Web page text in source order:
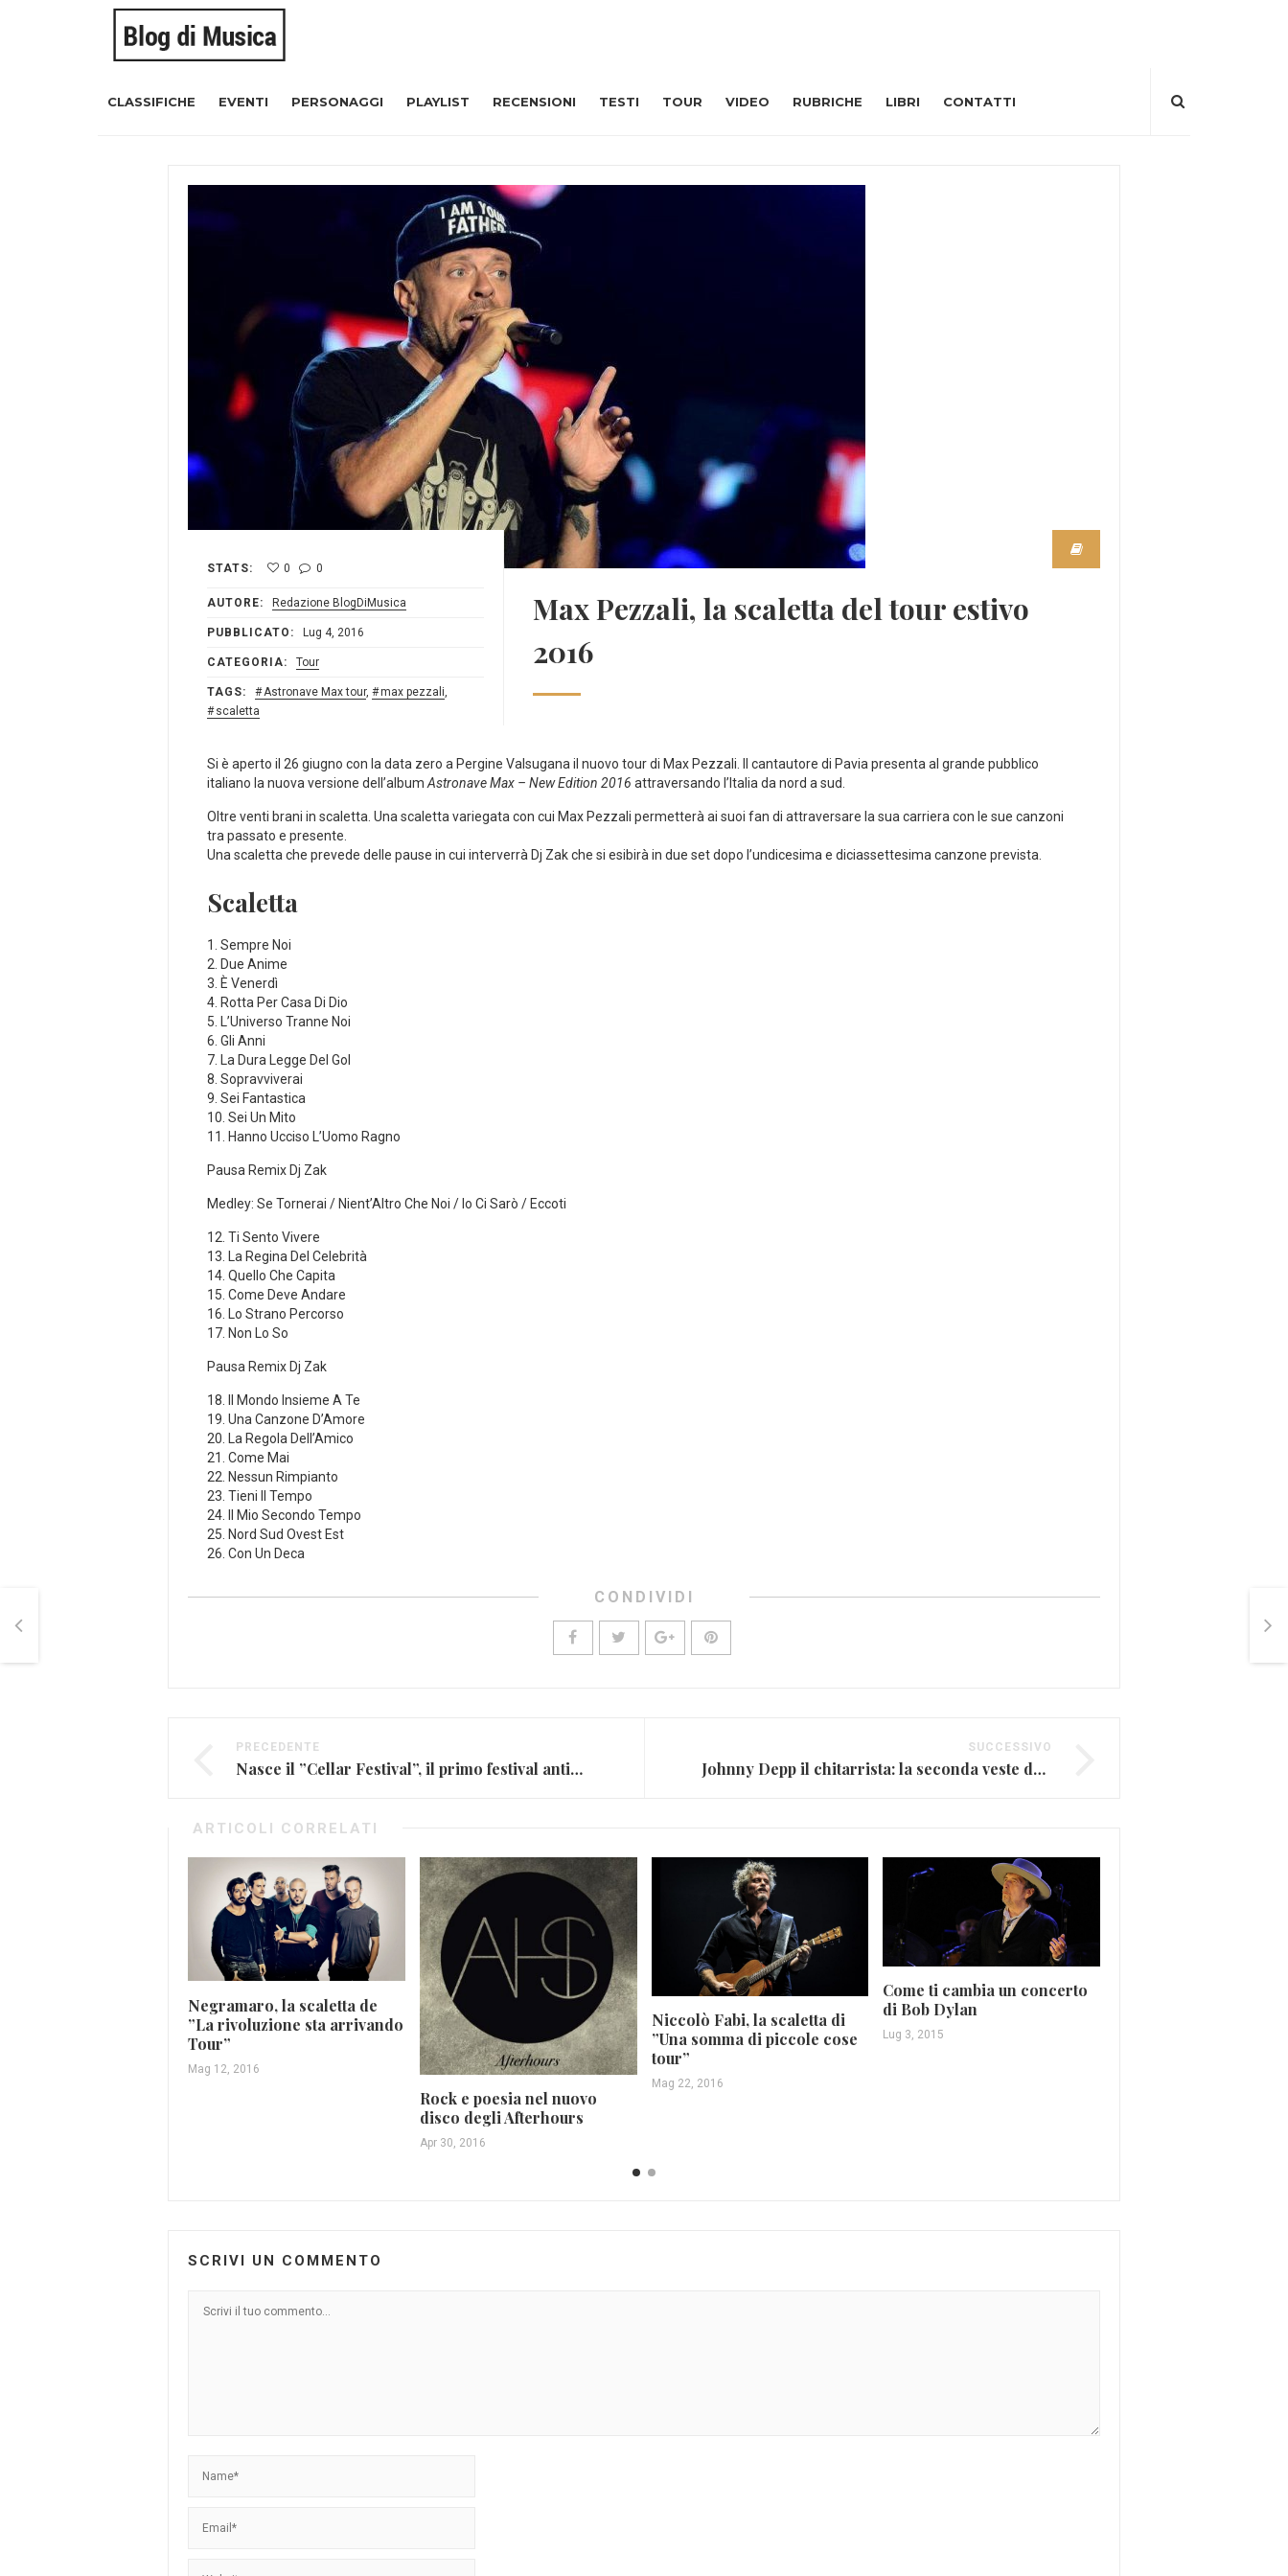
CLASSIFICHE EVENTI PERSONAGGI PLAYLIST RECENSIONI TESTI TOUR VIDEO RUBRICHE LIBRI CONTATTI
STATS: 0 0
AUTORE: Redazione BlogDiMusica
PUBBLICATO: Lug 4, 2016
CATEGORIA: Tour
TAGS: Astronave Max tour, max pezzali,
scaletta
Max Pezzali, la scaletta del tour estivo
2016
Si è aperto il 26 giugno con la data zero a Pergine Valsugana il nuovo tour di Max Pezzali. Il cantautore di Pavia presenta al grande pubblico
italiano la nuova versione dell’albumAstronave Max – New Edition 2016 attraversando l’Italia da nord a sud.
Oltre venti brani in scaletta. Una scaletta variegata con cui Max Pezzali permetterà ai suoi fan di attraversare la sua carriera con le sue canzoni
tra passato e presente.
Una scaletta che prevede delle pause in cui interverrà Dj Zak che si esibirà in due set dopo l’undicesima e diciassettesima canzone prevista.
Scaletta
1. Sempre Noi
2. Due Anime
3. È Venerdì
4. Rotta Per Casa Di Dio
5. L’Universo Tranne Noi
6. Gli Anni
7. La Dura Legge Del Gol
8. Sopravviverai
9. Sei Fantastica
10. Sei Un Mito
11. Hanno Ucciso L’Uomo Ragno
Pausa Remix Dj Zak
Medley: Se Tornerai / Nient’Altro Che Noi / Io Ci Sarò / Eccoti
12. Ti Sento Vivere
13. La Regina Del Celebrità
14. Quello Che Capita
15. Come Deve Andare
16. Lo Strano Percorso
17. Non Lo So
Pausa Remix Dj Zak
18. Il Mondo Insieme A Te
19. Una Canzone D’Amore
20. La Regola Dell’Amico
21. Come Mai
22. Nessun Rimpianto
23. Tieni Il Tempo
24. Il Mio Secondo Tempo
25. Nord Sud Ovest Est
26. Con Un Deca
CONDIVIDI
PRECEDENTE
Nasce il ”Cellar Festival”, il primo festival anticamorra (FOTO)
SUCCESSIVO
Johnny Depp il chitarrista: la seconda veste del famoso attore
ARTICOLI CORRELATI
Negramaro, la scaletta de
”La rivoluzione sta arrivando
Tour”
Mag 12, 2016
Rock e poesia nel nuovo
disco degli Afterhours
Apr 30, 2016
Niccolò Fabi, la scaletta di
”Una somma di piccole cose
tour”
Mag 22, 2016
Come ti cambia un concerto
di Bob Dylan
Lug 3, 2015
SCRIVI UN COMMENTO